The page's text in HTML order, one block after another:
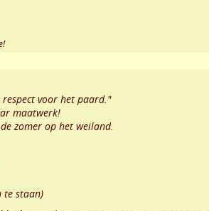
voor het paard."
maatwerk!
zomer op het weiland.
te staan)